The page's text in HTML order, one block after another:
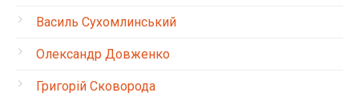
Василь Сухомлинський
Олександр Довженко
Григорій Сковорода